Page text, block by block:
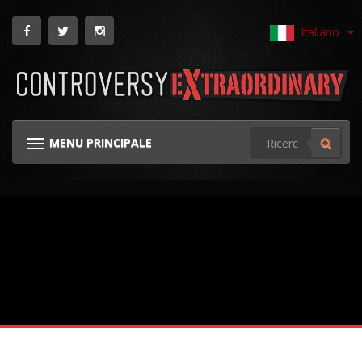
Italiano
MENU PRINCIPALE
NAVIGAZIONE GINOCCHIERA